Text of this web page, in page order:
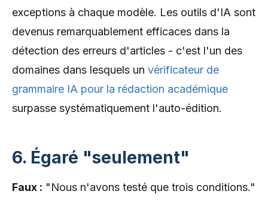
exceptions à chaque modèle. Les outils d'IA sont
devenus remarquablement efficaces dans la
détection des erreurs d'articles - c'est l'un des
domaines dans lesquels un vérificateur de
grammaire IA pour la rédaction académique
surpasse systématiquement l'auto-édition.
6. Égaré "seulement"
Faux : "Nous n'avons testé que trois conditions."